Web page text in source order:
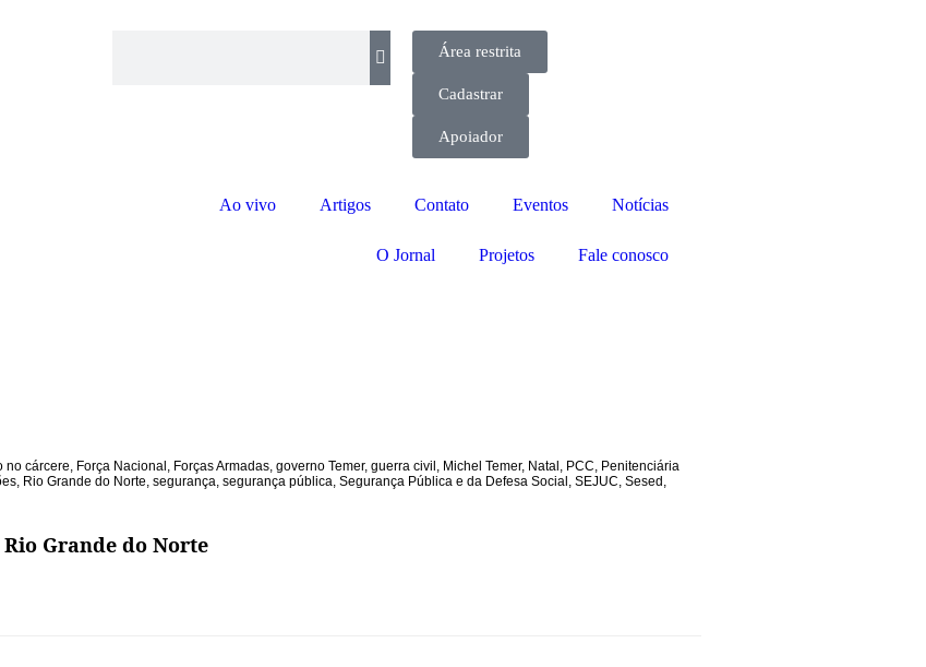
Área restrita
Cadastrar
Apoiador
Ao vivo Artigos Contato Eventos Notícias
O Jornal Projetos Fale conosco
no cárcere, Força Nacional , Forças Armadas, governo Temer, guerra civil , Michel Temer, Natal , PCC, Penitenciária
, Rio Grande do Norte, segurança, segurança pública, Segurança Pública e da Defesa Social , SEJUC, Sesed ,
Grande do Norte